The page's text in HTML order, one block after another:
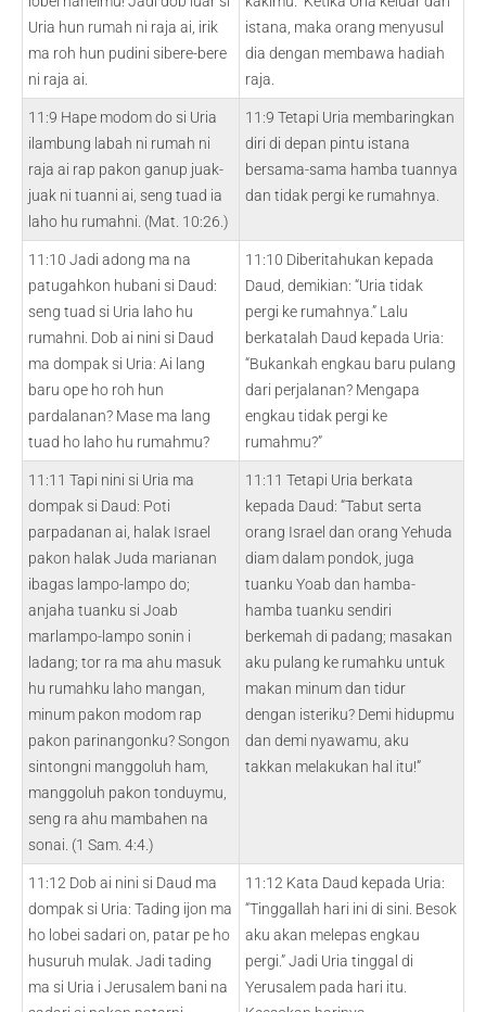
Uria hun rumah ni raja ai, irik
ma roh hun pudini sibere-bere
ni raja ai.
istana, maka orang menyusul
dia dengan membawa hadiah
raja.
11:9 Hape modom do si Uria
ilambung labah ni rumah ni
raja ai rap pakon ganup juak-
juak ni tuanni ai, seng tuad ia
laho hu rumahni. (Mat. 10:26.)
11:9 Tetapi Uria membaringkan
diri di depan pintu istana
bersama-sama hamba tuannya
dan tidak pergi ke rumahnya.
11:10 Jadi adong ma na
patugahkon hubani si Daud:
seng tuad si Uria laho hu
rumahni. Dob ai nini si Daud
ma dompak si Uria: Ai lang
baru ope ho roh hun
pardalanan? Mase ma lang
tuad ho laho hu rumahmu?
11:10 Diberitahukan kepada
Daud, demikian: “Uria tidak
pergi ke rumahnya.” Lalu
berkatalah Daud kepada Uria:
“Bukankah engkau baru pulang
dari perjalanan? Mengapa
engkau tidak pergi ke
rumahmu?”
11:11 Tapi nini si Uria ma
dompak si Daud: Poti
parpadanan ai, halak Israel
pakon halak Juda marianan
ibagas lampo-lampo do;
anjaha tuanku si Joab
marlampo-lampo sonin i
ladang; tor ra ma ahu masuk
hu rumahku laho mangan,
minum pakon modom rap
pakon parinangonku? Songon
sintongni manggoluh ham,
manggoluh pakon tonduymu,
seng ra ahu mambahen na
sonai. (1 Sam. 4:4.)
11:11 Tetapi Uria berkata
kepada Daud: “Tabut serta
orang Israel dan orang Yehuda
diam dalam pondok, juga
tuanku Yoab dan hamba-
hamba tuanku sendiri
berkemah di padang; masakan
aku pulang ke rumahku untuk
makan minum dan tidur
dengan isteriku? Demi hidupmu
dan demi nyawamu, aku
takkan melakukan hal itu!”
11:12 Dob ai nini si Daud ma
dompak si Uria: Tading ijon ma
ho lobei sadari on, patar pe ho
husuruh mulak. Jadi tading
ma si Uria i Jerusalem bani na
11:12 Kata Daud kepada Uria:
“Tinggallah hari ini di sini. Besok
aku akan melepas engkau
pergi.” Jadi Uria tinggal di
Yerusalem pada hari itu.